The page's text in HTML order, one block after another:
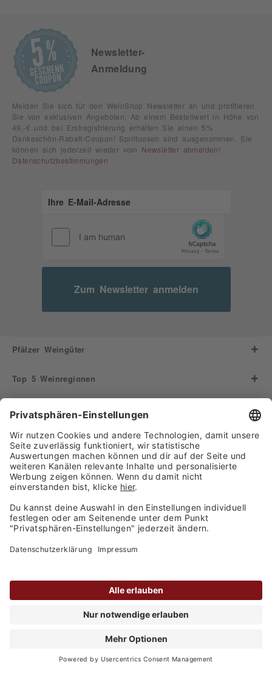
Newsletter-
Anmeldung
Melden Sie sich für den WeinShop Newsletter an und profitieren
Sie von exklusiven Angeboten. Ab einem Bestellwert in Höhe von
49,-€ und bei Erstregistrierung erhalten Sie einen 5%
Dankeschön-Rabatt-Coupon! Spirituosen sind ausgenommen. Sie
können sich jederzeit wieder vom Newsletter abmelden !
Datenschutzbestimmungen
Zum Newsletter anmelden
Pfälzer Weingüter
Top 5 Weinregionen
Weinländer
Weinarten
Informationen